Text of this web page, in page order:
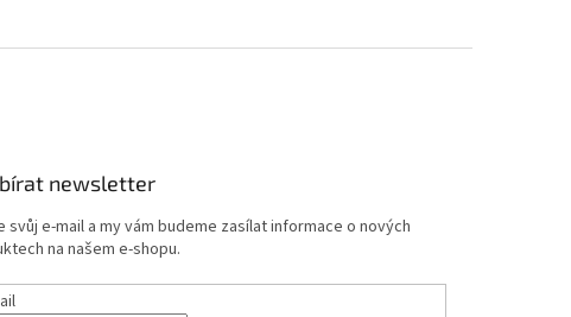
newsletter
svůj e-mail a my vám budeme zasílat informace o nových
na našem e-shopu.